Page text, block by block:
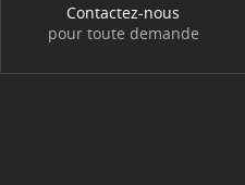
Contactez-nous
pour toute demande